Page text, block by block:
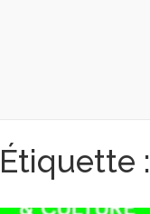
Étiquette :